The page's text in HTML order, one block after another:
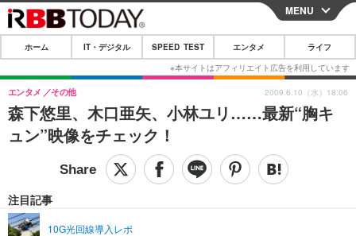
CLOSE
ホーム
IT・デジタル
IT・デジタルTOP スマートフォン
ネタ
ショッピング その他
SPEED TEST
エンタメTOP 映画・ドラマ
ライフTOP
リリース一覧
MENU
ホーム IT・デジタル SPEED TEST エンタメ ライフ
森下悠里、木口亜矢、小林ユリ……最新“胸キ
ュン”映像をチェック！
エンタメ その他
注目記事
10G光回線導入レポ
2009.6.10（水）18:06